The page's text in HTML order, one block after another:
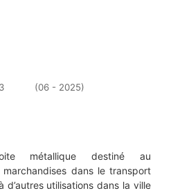
(06 - 2025)
métallique destiné au
dans le transport
d’autres utilisations dans la ville